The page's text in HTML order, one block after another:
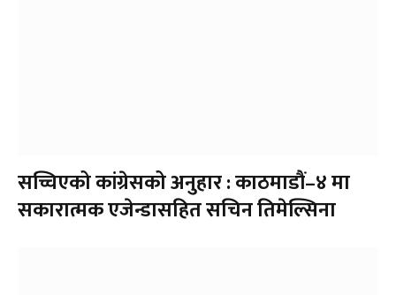
सच्चिएको कांग्रेसको अनुहार : काठमाडौं–४ मा
सकारात्मक एजेन्डासहित सचिन तिमेल्सिना